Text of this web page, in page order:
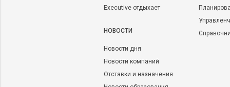
Executive отдыхает
НОВОСТИ
Новости дня
Новости компаний
Отставки и назначения